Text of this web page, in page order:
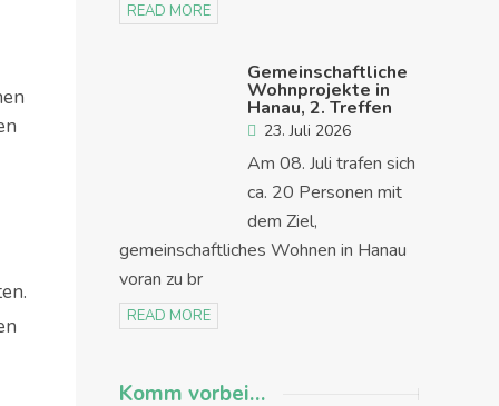
READ MORE
Gemeinschaftliche
Wohnprojekte in
Hanau, 2. Treffen
23. Juli 2026
Am 08. Juli trafen sich
ca. 20 Personen mit
dem Ziel,
gemeinschaftliches Wohnen in Hanau
voran zu br
READ MORE
Komm vorbei…